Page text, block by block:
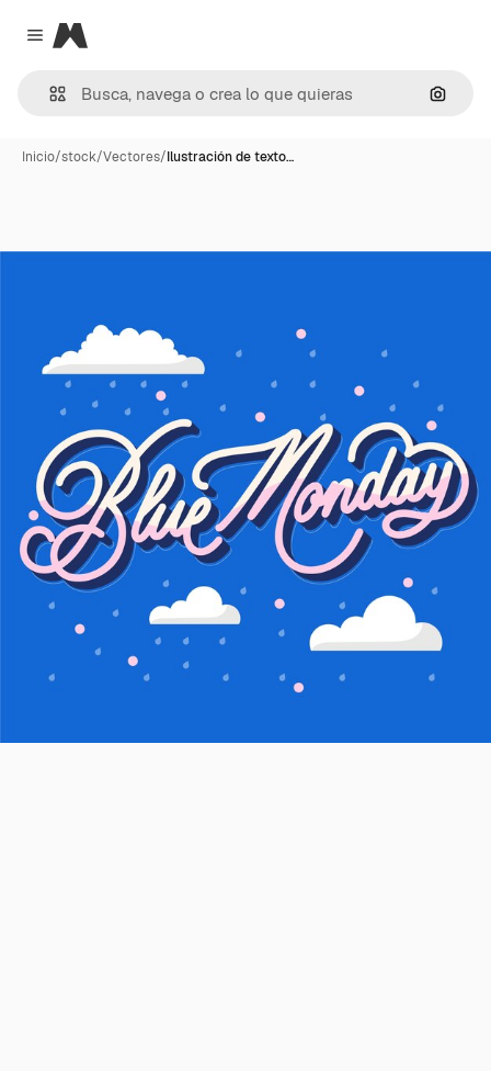
Close menu
Magnific
Inicio/stock/Vectores/Ilustración de texto…